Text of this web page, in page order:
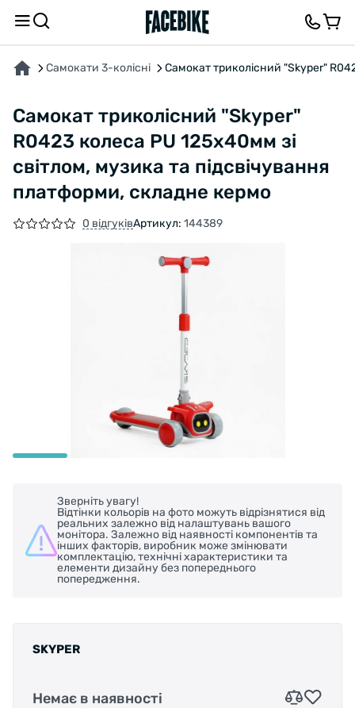
Самокати 3-колісні Самокат триколісний "Skyper"
Самокат триколісний "Skyper"
R0423 колеса PU 125х40мм зі
світлом, музика та підсвічування
платформи, складне кермо
0 відгуківАртикул: 144389
Зверніть увагу!
Відтінки кольорів на фото можуть відрізнятися від
реальних залежно від налаштувань вашого
монітора. Залежно від наявності компонентів та
інших факторів, виробник може змінювати
комплектацію, технічні характеристики та
елементи дизайну без попереднього
попередження.
SKYPER
Немає в наявності
ПРО ТОВАР ХАРАКТЕРИСТИКИВІДГУКИ ТА ЗАПИТАННЯ